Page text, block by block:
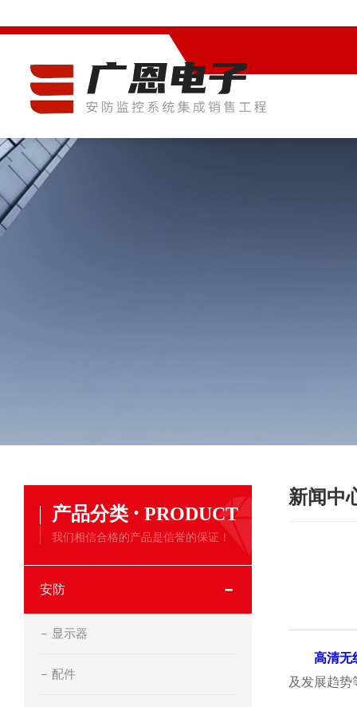
产品分类 · PRODUCT
我们相信合格的产品是信誉的保证！
安防
显示器
配件
新闻中
高清无
及发展趋势